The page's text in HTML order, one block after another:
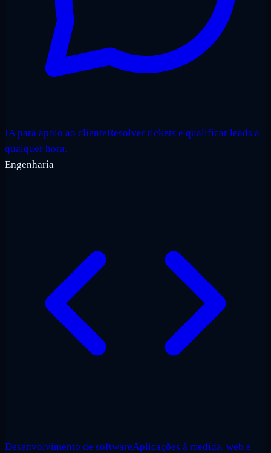
IA para apoio ao clienteResolver tickets e qualificar leads a
qualquer hora.
Engenharia
Desenvolvimento de softwareAplicações à medida, web e